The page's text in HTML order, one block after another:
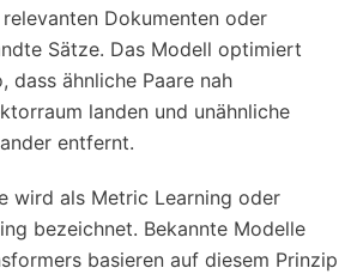
Dokumenten oder
Sätze. Das Modell optimiert
dass ähnliche Paare nah
landen und unähnliche
entfernt.
wird als Metric Learning oder
bezeichnet. Bekannte Modelle
basieren auf diesem Prinzip